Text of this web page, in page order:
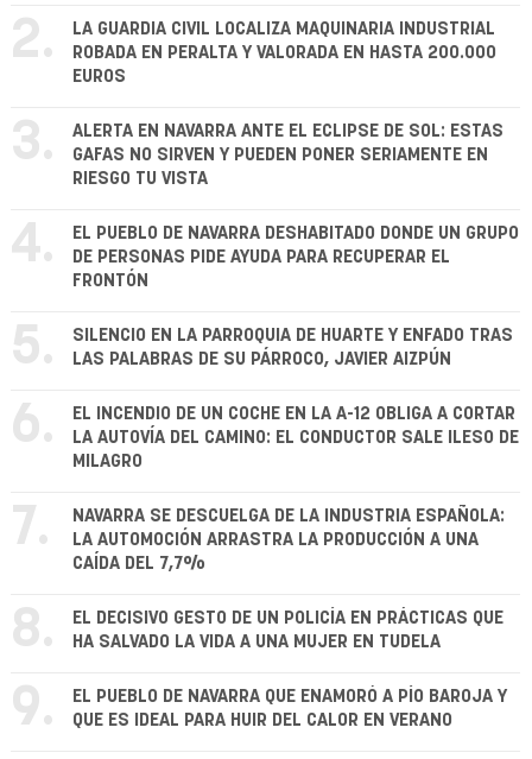
2.
LA GUARDIA CIVIL LOCALIZA MAQUINARIA INDUSTRIAL
ROBADA EN PERALTA Y VALORADA EN HASTA 200.000
EUROS
3.
ALERTA EN NAVARRA ANTE EL ECLIPSE DE SOL: ESTAS
GAFAS NO SIRVEN Y PUEDEN PONER SERIAMENTE EN
RIESGO TU VISTA
4.
EL PUEBLO DE NAVARRA DESHABITADO DONDE UN GRUPO
DE PERSONAS PIDE AYUDA PARA RECUPERAR EL
FRONTÓN
5.
SILENCIO EN LA PARROQUIA DE HUARTE Y ENFADO TRAS
LAS PALABRAS DE SU PÁRROCO, JAVIER AIZPÚN
6.
EL INCENDIO DE UN COCHE EN LA A-12 OBLIGA A CORTAR
LA AUTOVÍA DEL CAMINO: EL CONDUCTOR SALE ILESO DE
MILAGRO
7.
NAVARRA SE DESCUELGA DE LA INDUSTRIA ESPAÑOLA:
LA AUTOMOCIÓN ARRASTRA LA PRODUCCIÓN A UNA
CAÍDA DEL 7,7%
8.
EL DECISIVO GESTO DE UN POLICÍA EN PRÁCTICAS QUE
HA SALVADO LA VIDA A UNA MUJER EN TUDELA
9.
EL PUEBLO DE NAVARRA QUE ENAMORÓ A PÍO BAROJA Y
QUE ES IDEAL PARA HUIR DEL CALOR EN VERANO